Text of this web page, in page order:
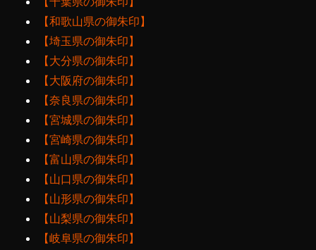
【和歌山県の御朱印】
【埼玉県の御朱印】
【大分県の御朱印】
【大阪府の御朱印】
【奈良県の御朱印】
【宮城県の御朱印】
【宮崎県の御朱印】
【富山県の御朱印】
【山口県の御朱印】
【山形県の御朱印】
【山梨県の御朱印】
【岐阜県の御朱印】